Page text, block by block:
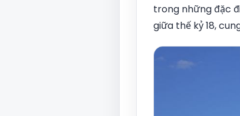
trong những đặc
giữa thế kỷ 18,